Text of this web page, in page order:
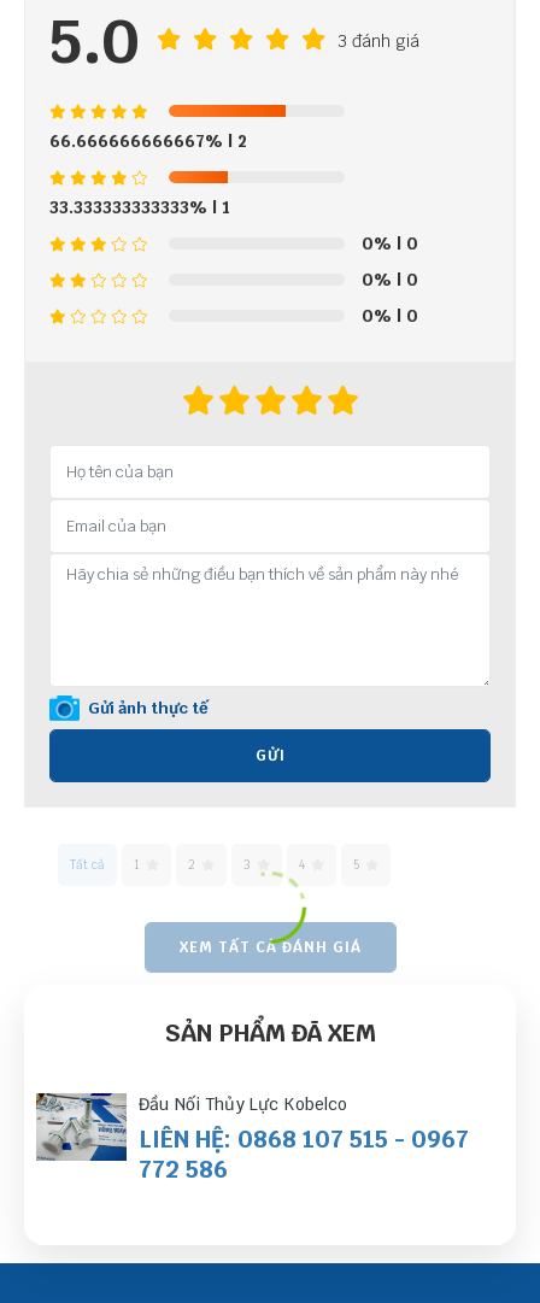
5.0 3 đánh giá
66.666666666667% | 2
33.333333333333% | 1
0% | 0
0% | 0
0% | 0
Gửi ảnh thực tế
GỬI
Tất cả 1 2 3 4 5
XEM TẤT CẢ ĐÁNH GIÁ
SẢN PHẨM ĐÃ XEM
Đầu Nối Thủy Lực Kobelco
LIÊN HỆ: 0868 107 515 - 0967
772 586